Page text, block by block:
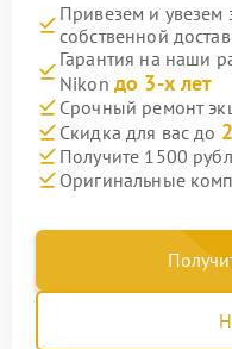
Привезем и
собственной
Гарантия на наши
Nikon до 3-х лет
Срочный ремонт
Скидка для вас до
Получите 1500
Оригинальные